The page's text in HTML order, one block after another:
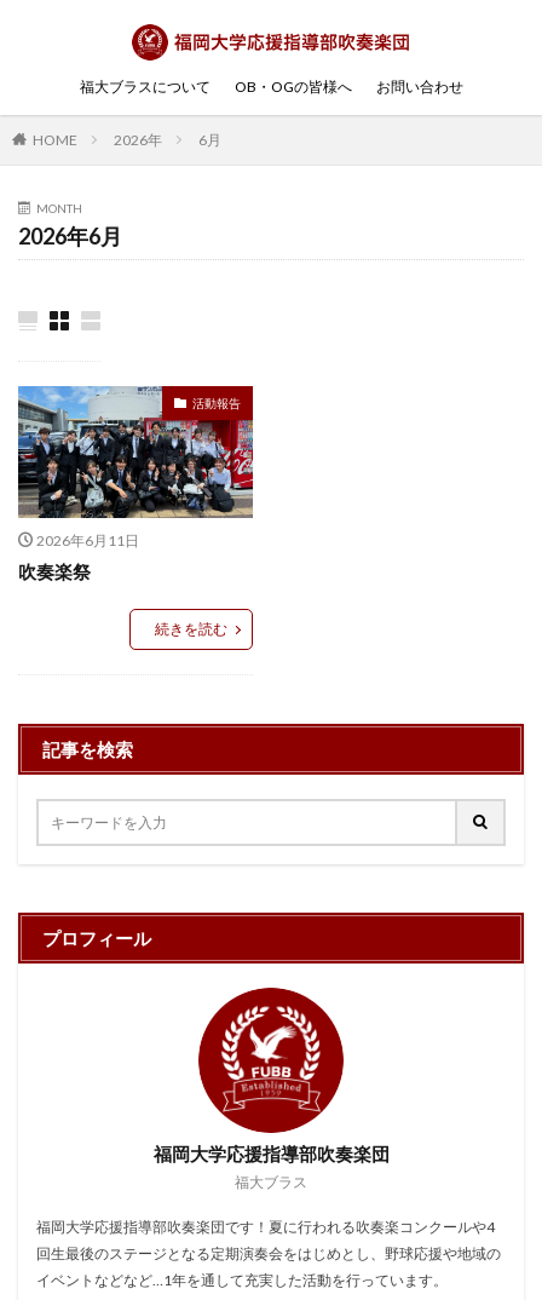
福大ブラスについて OB・OGの皆様へ お問い合わせ
HOME 2026年 6月
MONTH
2026年6月
活動報告
2026年6月11日
吹奏楽祭
続きを読む
記事を検索
プロフィール
福岡大学応援指導部吹奏楽団
福大ブラス
福岡大学応援指導部吹奏楽団です！夏に行われる吹奏楽コンクールや4
回生最後のステージとなる定期演奏会をはじめとし、野球応援や地域の
イベントなどなど…1年を通して充実した活動を行っています。